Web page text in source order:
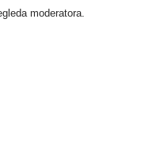
moderatora.